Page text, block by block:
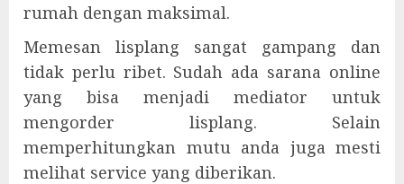
rumah dengan maksimal.
Memesan lisplang sangat gampang dan
tidak perlu ribet. Sudah ada sarana online
yang bisa menjadi mediator untuk
mengorder lisplang. Selain
memperhitungkan mutu anda juga mesti
melihat service yang diberikan.